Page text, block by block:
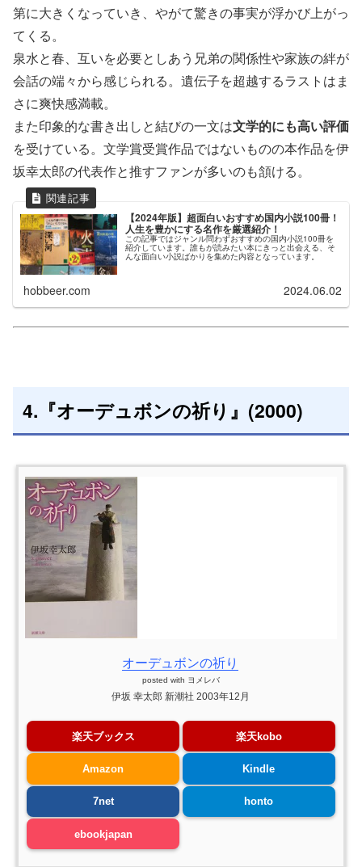
第に大きくなっていき、やがて驚きの事実が浮かび上がっ
てくる。
泉水と春、互いを必要としあう兄弟の関係性や家族の絆が
会話の端々から感じられる。遺伝子を超越するラストはま
さに爽快感満載。
また印象的な書き出しと結びの一文は文学的にも高い評価
を受けている。文学賞受賞作品ではないものの本作品を伊
坂幸太郎の代表作と推すファンが多いのも頷ける。
【2024年版】超面白いおすすめ国内小説100冊！
人生を豊かにする名作を厳選紹介！
この記事ではジャンル問わずおすすめの国内小説100冊を
紹介しています。誰もが読みたい本にきっと出会える、そ
んな面白い小説ばかりを集めた内容となっています。
hobbeer.com 2024.06.02
4.『オーデュボンの祈り』(2000)
オーデュボンの祈り
posted with ヨメレバ
伊坂 幸太郎 新潮社 2003年12月
楽天ブックス 楽天kobo
Amazon Kindle
7net honto
ebookjapan